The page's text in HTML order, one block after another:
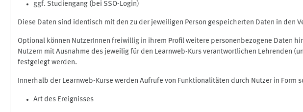
ggf. Studiengang (bei SSO-Login)
Diese Daten sind identisch mit den zu der jeweiligen Person gespeicherten Daten in den
Optional können NutzerInnen freiwillig in ihrem Profil weitere personenbezogene Daten
Nutzern mit Ausnahme des jeweilig für den Learnweb-Kurs verantwortlichen Lehrenden
festgelegt werden.
Innerhalb der Learnweb-Kurse werden Aufrufe von Funktionalitäten durch Nutzer in
Art des Ereignisses